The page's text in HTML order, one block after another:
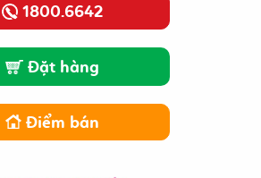
1800.6642
Đặt hàng
Điểm bán